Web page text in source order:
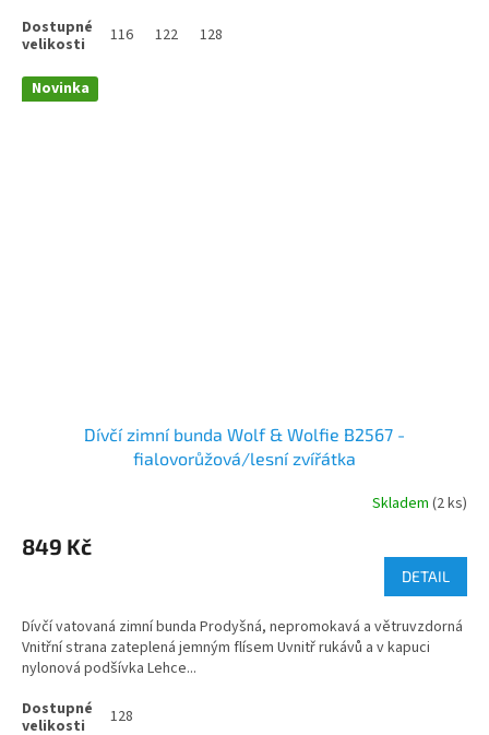
116 122 128
Novinka
Dívčí zimní bunda Wolf & Wolfie B2567 -
fialovorůžová/lesní zvířátka
produktu
5
hvězdiček.
Skladem(2 ks)
849 Kč
DETAIL
Dívčí vatovaná zimní bunda Prodyšná, nepromokavá a větruvzdorná
Vnitřní strana zateplená jemným flísem Uvnitř rukávů a v kapuci
nylonová podšívka Lehce...
128